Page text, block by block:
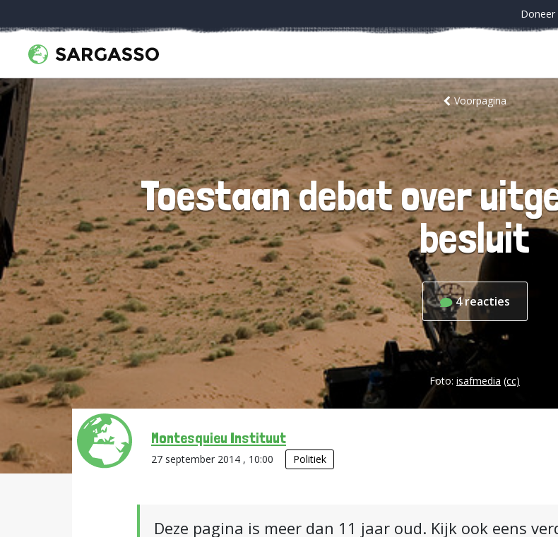
Doneer
Voorpagina
Toestaan debat over
besluit
4reacties
Foto: isafmedia (cc)
Montesquieu Instituut
27 september 2014 , 10:00 Politiek
Deze pagina is meer dan 11 jaar oud. Kijk ook eens